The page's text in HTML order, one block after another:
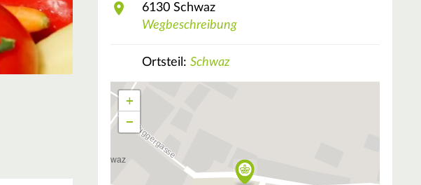
6130 Schwaz
Wegbeschreibung
Ortsteil: Schwaz
+
−